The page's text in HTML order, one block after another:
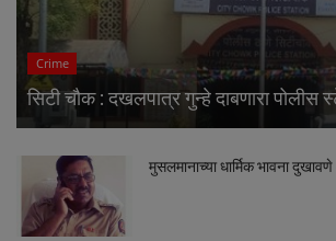
Crime
सिटी चौक : दखलपात्र गुन्हे दाबणारा पोलीस
मुसलमानाच्या धार्मिक भावना दुखावणे